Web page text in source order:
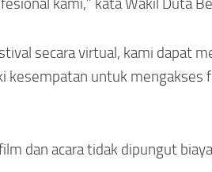
secara virtual, kami dapat
kesempatan untuk mengakses
dan acara tidak dipungut